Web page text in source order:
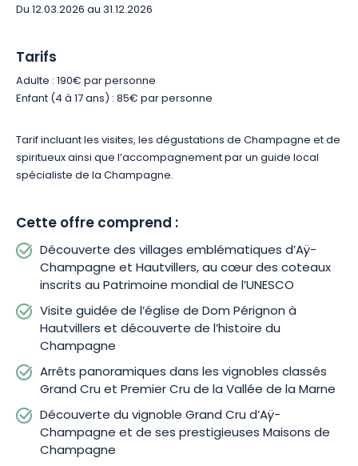
de Champagne.
À Hautvillers, berceau du Champagne, marchez sur les traces
de Dom Pérignon en visitant l’église où repose ce personnage
emblématique de l’histoire champenoise. Depuis les hauteurs
du village, admirez l’un des plus beaux panoramas de la
mena ses célèbres expérimentations.
Une expérience privée idéale pour découvrir les sites
Du 12.03.2026 au 31.12.2026
Tarifs
Adulte : 190€ par personne
Enfant (4 à 17 ans) : 85€ par personne
Tarif incluant les visites, les dégustations de Champagne et de
spiritueux ainsi que l’accompagnement par un guide local
spécialiste de la Champagne.
Cette offre comprend :
Découverte des villages emblématiques d’Aÿ-
Champagne et Hautvillers, au cœur des coteaux
inscrits au Patrimoine mondial de l’UNESCO
Visite guidée de l’église de Dom Pérignon à
Hautvillers et découverte de l’histoire du
Champagne
Arrêts panoramiques dans les vignobles classés
Grand Cru et Premier Cru de la Vallée de la Marne
Découverte du vignoble Grand Cru d’Aÿ-
Champagne et de ses prestigieuses Maisons de
Champagne